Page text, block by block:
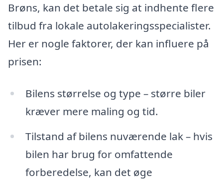
Brøns, kan det betale sig at indhente flere
tilbud fra lokale autolakeringsspecialister.
Her er nogle faktorer, der kan influere på
prisen:
Bilens størrelse og type – større biler
kræver mere maling og tid.
Tilstand af bilens nuværende lak – hvis
bilen har brug for omfattende
forberedelse, kan det øge